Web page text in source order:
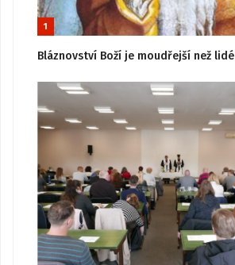
1
Bláznovství Boží je moudřejší než lidé